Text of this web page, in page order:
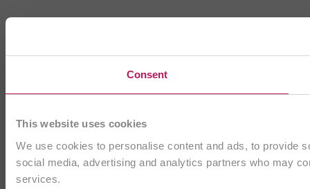
Consent
This website uses cookies
We use cookies to personalise content and ads, to provide
social media, advertising and analytics partners who may
services.